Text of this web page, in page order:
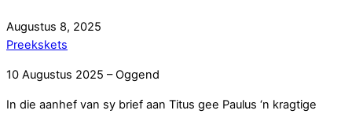
Augustus 8, 2025
Preekskets
10 Augustus 2025 – Oggend
In die aanhef van sy brief aan Titus gee Paulus ‘n kragtige